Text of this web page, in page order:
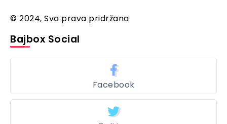
© 2024, Sva prava pridržana
Bajbox Social
Facebook